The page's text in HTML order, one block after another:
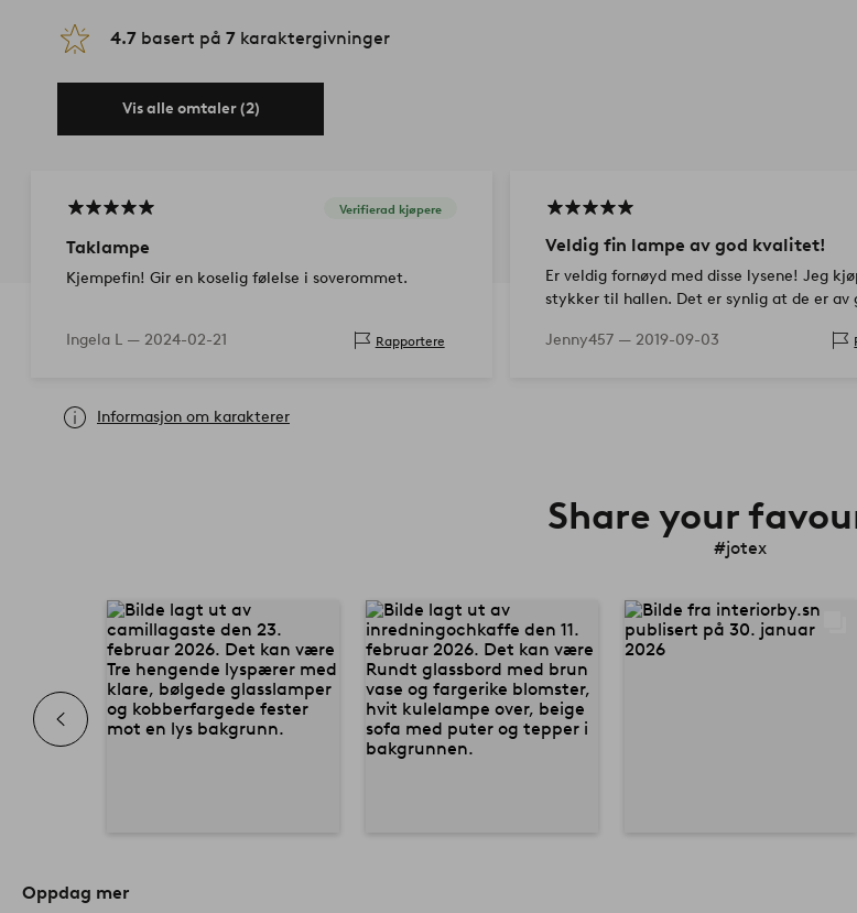
4.7 basert på 7 karaktergivninger
Vis alle omtaler (2)
Verifierad kjøpere
Taklampe
Kjempefin! Gir en koselig følelse i soverommet.
Ingela L — 2024-02-21 Rapportere
Veldig fin lampe av god kvalitet!
Er veldig fornøyd med disse lysene! Jeg
stykker til hallen. Det er synlig at de er av
dag når…
Jenny457 — 2019-09-03
Informasjon om karakterer
Share your
#jotex
Oppdag mer